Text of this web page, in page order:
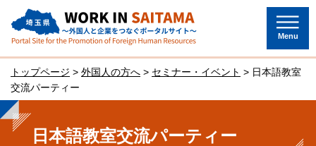
埼玉県～外国人と企業をつなぐポー
タルサイト～
Menu
トップページ > 外国人の方へ > セミナー・イベント > 日本語教室
交流パーティー
日本語教室交流パーティー